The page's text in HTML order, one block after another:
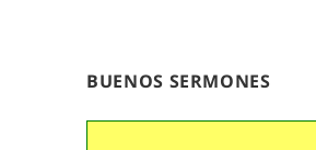
BUENOS SERMONES